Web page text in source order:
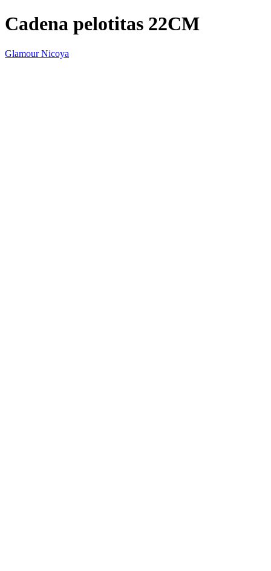
Cadena pelotitas 22CM
Glamour Nicoya